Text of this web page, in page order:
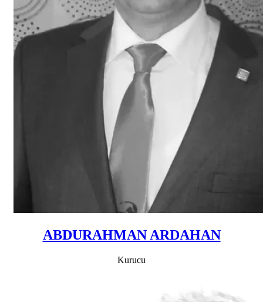
ABDURAHMAN ARDAHAN
Kurucu